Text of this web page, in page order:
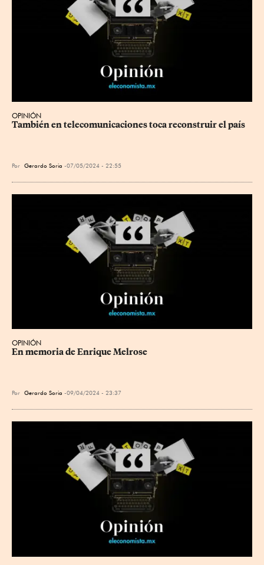
OPINIÓN
También en telecomunicaciones toca reconstruir el país
Por Gerardo Soria 07/05/2024 - 22:55
OPINIÓN
En memoria de Enrique Melrose
Por Gerardo Soria 09/04/2024 - 23:37